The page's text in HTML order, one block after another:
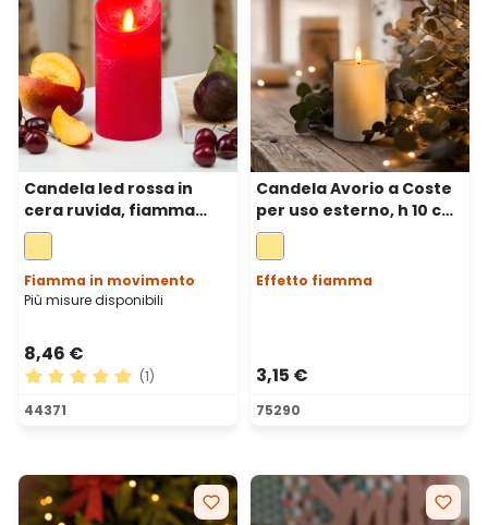
Candela led rossa in
cera ruvida, fiamma
mobile, h 15 cm, Ø 7,5 cm
Fiamma in movimento
Più misure disponibili
8,46 €
Valutazione media di 5 su 5 stelle
(1)
44371
Candela Avorio a Coste
per uso esterno, h 10 cm,
Ø 7,5cm, fiamma 3D con
stoppino ed effetto
cera sciolta
Effetto fiamma
3,15 €
75290